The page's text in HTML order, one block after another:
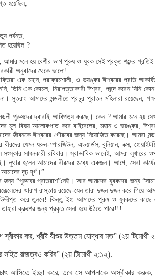
হয়েছিল,
পর্যন্ত,
হয়েছিল ?
মনে হয় বেশীর ভাগ পুরুষ ও যুবক সেই প্রকৃত শব্দের প্রতিই
অনুবাদের থেকে ভালো!
এক মহান, পরাক্রমশালী, ও ভয়ঙ্কর ঈশ্বরের প্রতি
তিনি এক কোমল, নিরাপত্তাকারী ঈশ্বর, পছন্দ করেন যিনি
সুতরাং আমাদের মন্ডলীতে প্রচুর পুরাতন মহিলারা রয়েছেন,
পুরুষদের দ্বারাই আধিপত্য করছে। কেন ? আমার মনে হয়
মূল বিষয় আলোকপাত করে বাইবেলের, মহান ও ভয়ঙ্কর,
জীবনকে ঈশ্বরের গৌরবের জন্য নিয়োজিত করেছে। আমরা
বীরদের যেমন ধরুন-স্পারজিউন, এডয়ার্ডস, বুনিয়ান, নক্স,
সাধনকারী রবিবার। স্বাভাবিক ভাবেই, আমরা লুথারের
লুথার হলেন আমাদের বীরদের মধ্যে একজন। আগে, সেবা
দৃঢ় দূর্গ।”
জন্য “পুরুষের প্রাতরাশ”নেই। আর আমাদের যুবকদের জন্য
খারাপ রাস্তায় রয়েছে-যেন তারা দুজন দুজন করে গিয়ে
করে তুলবে! কিন্তু ইহা আমাদের পুরুষ ও যুবকদের কাছে
ক্রুশের জন্য প্রকৃত সেনা হয়ে উঠতে পারে!!!
কর, খ্রীষ্ট যীশুর উত্তম যোদ্ধার মত” (২য় টিমোথী
সহিত রাজত্বও করিব” (২য় টিমোথী ২:১২).
আসিতে ইচ্ছা করে, তবে সে আপনাকে অস্বীকার